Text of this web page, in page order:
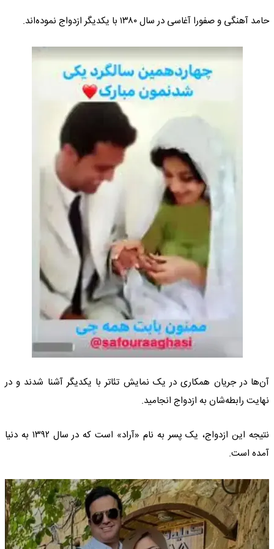
حامد آهنگی و صفورا آغاسی در سال ۱۳۸۰ با یکدیگر ازدواج نموده‌اند.
آن‌ها در جریان همکاری در یک نمایش تئاتر با یکدیگر آشنا شدند و در
نهایت رابطه‌شان به ازدواج انجامید.
نتیجه این ازدواج، یک پسر به نام «آراد» است که در سال ۱۳۹۲ به دنیا
آمده است.